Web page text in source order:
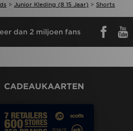
> Junior Kleding (8 15 Jaar) > Shorts
dan 2 miljoen fans
CADEAUKAARTEN